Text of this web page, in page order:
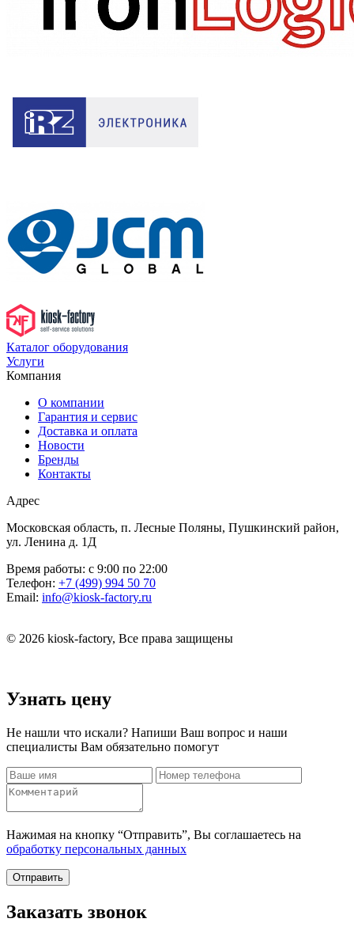
Каталог оборудования
Услуги
Компания
О компании
Гарантия и сервис
Доставка и оплата
Новости
Бренды
Контакты
Адрес
Московская область, п. Лесные Поляны, Пушкинский район,
ул. Ленина д. 1Д
Время работы: с 9:00 по 22:00
Телефон: +7 (499) 994 50 70
Email: info@kiosk-factory.ru
© 2026 kiosk-factory, Все права защищены
Узнать цену
Не нашли что искали? Напиши Ваш вопрос и наши
специалисты Вам обязательно помогут
Нажимая на кнопку “Отправить”, Вы соглашаетесь на
обработку персональных данных
Отправить
Заказать звонок